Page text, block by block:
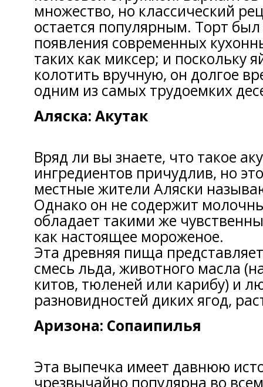
множество, но классический
остается популярным. Торт был
появления современных
таких как миксер; и поскольку
колотить вручную, он долгое
одним из самых трудоемких
Аляска: Акутак
Вряд ли вы знаете, что такое
ингредиентов причудлив, но
местные жители Аляски
Однако он не содержит
обладает такими же
как настоящее мороженое.
Эта древняя пища
смесь льда, животного масла
китов, тюленей или карибу) и
разновидностей диких ягод,
Аризона: Сопаипилья
Эта выпечка имеет давнюю
чрезвычайно популярна во